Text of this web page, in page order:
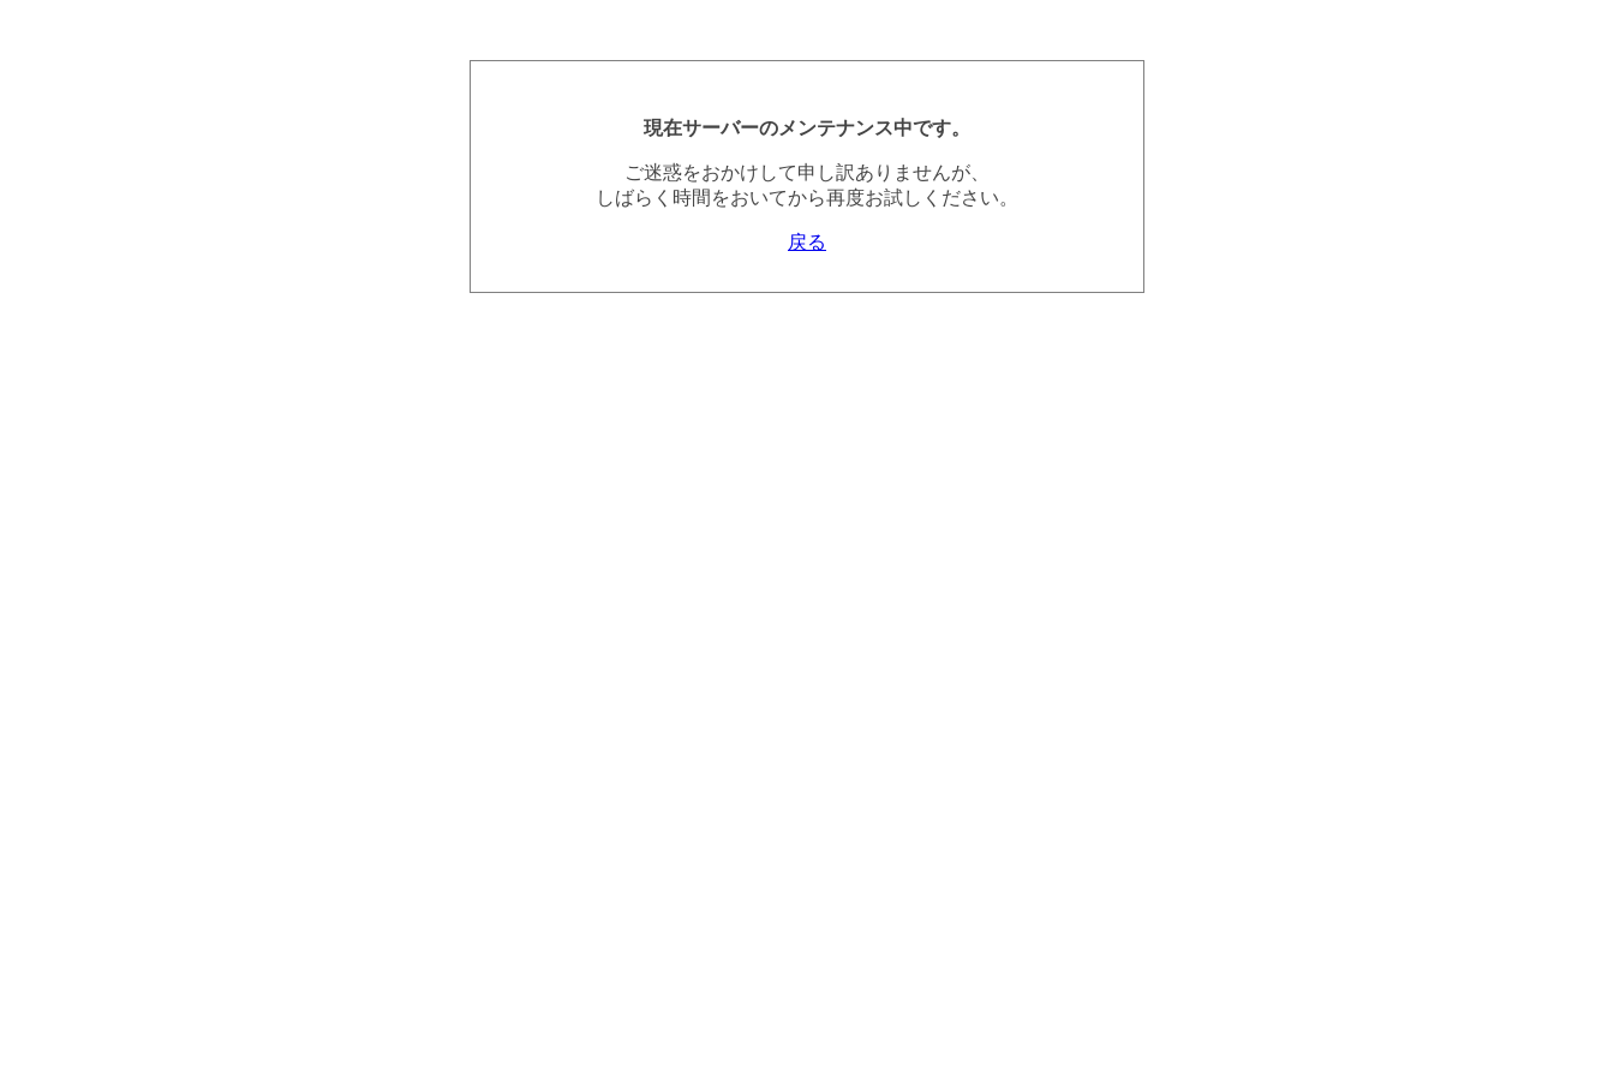
現在サーバーのメンテナンス中です。
ご迷惑をおかけして申し訳ありませんが、
しばらく時間をおいてから再度お試しください。
戻る